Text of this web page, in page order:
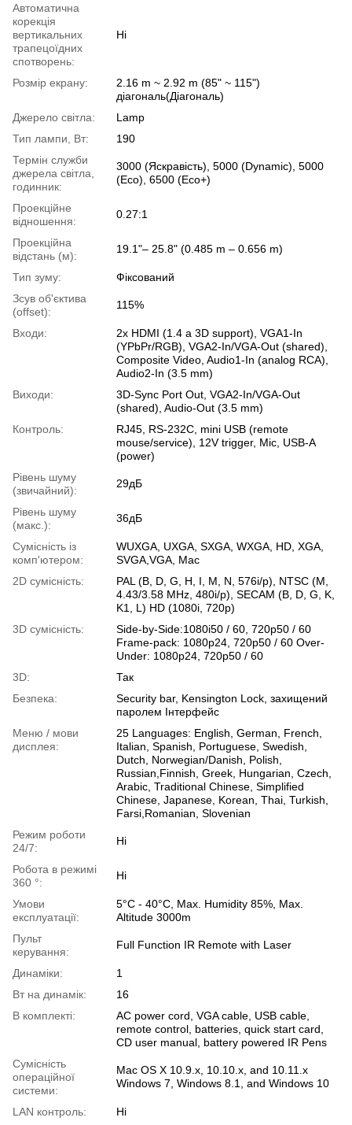
Автоматична
корекція
вертикальних
трапецоїдних
спотворень:
Ні
Розмір екрану:
2.16 m ~ 2.92 m (85" ~ 115")
діагональ(Діагональ)
Джерело світла:
Lamp
Тип лампи, Вт:
190
Термін служби
джерела світла,
годинник:
3000 (Яскравість), 5000 (Dynamic), 5000
(Eco), 6500 (Eco+)
Проекційне
відношення:
0.27:1
Проекційна
відстань (м):
19.1"– 25.8" (0.485 m – 0.656 m)
Тип зуму:
Фіксований
Зсув об'єктива
(offset):
115%
Входи:
2x HDMI (1.4 a 3D support), VGA1-In
(YPbPr/RGB), VGA2-In/VGA-Out (shared),
Composite Video, Audio1-In (analog RCA),
Audio2-In (3.5 mm)
Виходи:
3D-Sync Port Out, VGA2-In/VGA-Out
(shared), Audio-Out (3.5 mm)
Контроль:
RJ45, RS-232C, mini USB (remote
mouse/service), 12V trigger, Mic, USB-A
(power)
Рівень шуму
(звичайний):
29дБ
Рівень шуму
(макс.):
36дБ
Сумісність із
комп'ютером:
WUXGA, UXGA, SXGA, WXGA, HD, XGA,
SVGA,VGA, Mac
2D сумісність:
PAL (B, D, G, H, I, M, N, 576i/p), NTSC (M,
4.43/3.58 MHz, 480i/p), SECAM (B, D, G, K,
K1, L) HD (1080i, 720p)
3D сумісність:
Side-by-Side:1080i50 / 60, 720p50 / 60
Frame-pack: 1080p24, 720p50 / 60 Over-
Under: 1080p24, 720p50 / 60
3D:
Так
Безпека:
Security bar, Kensington Lock, захищений
паролем Інтерфейс
Меню / мови
дисплея:
25 Languages: English, German, French,
Italian, Spanish, Portuguese, Swedish,
Dutch, Norwegian/Danish, Polish,
Russian,Finnish, Greek, Hungarian, Czech,
Arabic, Traditional Chinese, Simplified
Chinese, Japanese, Korean, Thai, Turkish,
Farsi,Romanian, Slovenian
Режим роботи
24/7:
Ні
Робота в режимі
360 °:
Ні
Умови
експлуатації:
5°C - 40°C, Max. Humidity 85%, Max.
Altitude 3000m
Пульт
керування:
Full Function IR Remote with Laser
Динаміки:
1
Вт на динамік:
16
В комплекті:
AC power cord, VGA cable, USB cable,
remote control, batteries, quick start card,
CD user manual, battery powered IR Pens
Сумісність
операційної
системи:
Mac OS X 10.9.x, 10.10.x, and 10.11.x
Windows 7, Windows 8.1, and Windows 10
LAN контроль:
Ні